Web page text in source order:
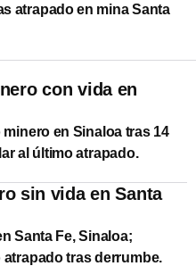
atrapado en mina Santa
con vida en
en Sinaloa tras 14
al último atrapado.
sin vida en Santa
Santa Fe, Sinaloa;
tras derrumbe.